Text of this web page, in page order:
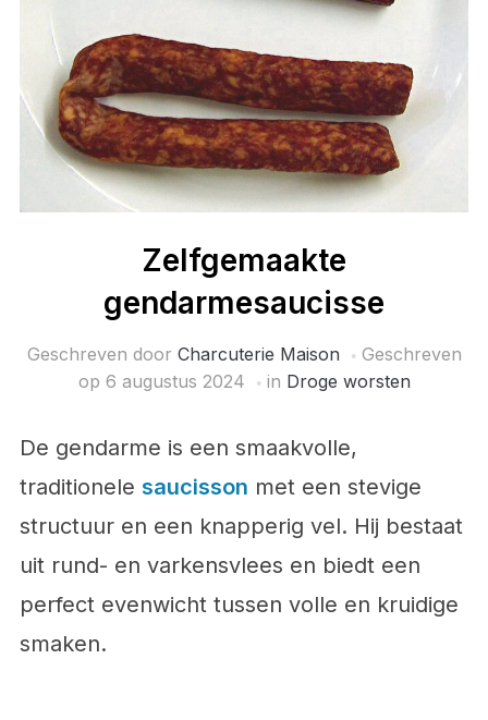
Zelfgemaakte
gendarmesaucisse
Geschreven door Charcuterie Maison
Geschreven
op 6 augustus 2024 in Droge worsten
De gendarme is een smaakvolle,
traditionele saucisson met een stevige
structuur en een knapperig vel. Hij bestaat
uit rund- en varkensvlees en biedt een
perfect evenwicht tussen volle en kruidige
smaken.